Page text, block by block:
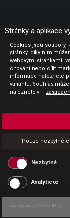
Jak nakupovat
Obchodní
GDPR - ochrana
Profil zadavatele
Sdělení před
Platba
Povinná publicita
Copyright CESK
Stránky a aplikace
Cookies jsou soubory,
stránky, díky nim
webovými stránkami,
chování nebo cílit
informace naleznete
variantu. Souhlas
naleznete v
Pouze nezbytné
Nezbytné
Analytické
Zobrazit cookie info